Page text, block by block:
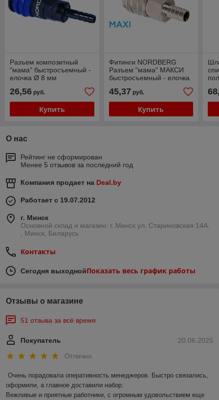
Разъем композитный
"мама" быстросъемный -
елочка Ø 8 мм
26,56 руб.
Купить
Фитинги NORDBERG
Разъем "мама" МАКСИ
быстросъемный - елочка
NORDBERG NPF14M
45,37 руб.
Купить
О нас
Рейтинг не сформирован
Менее 5 отзывов за последний год
Компания продает на Deal.by
Работает с 19.07.2012
г. Минск
Основной склад и магазин: г. Минск ул. Стариновская 14А.
, Минск, Беларусь
Контакты
Сегодня выходнойПоказать весь график работы
Отзывы о магазине
51 отзыва за всё время
20.06.2025
Покупатель
Отлично
Очень порадовала оперативность менеджеров. Быстро связались,
оформили, а главное доставили набор.
Вежливые и приятные работники, с огромным удовольствием еще